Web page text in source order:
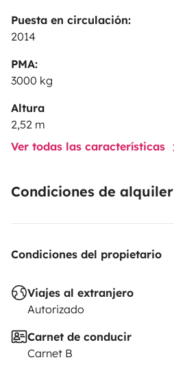
Puesta en circulación:
2014
PMA:
3000 kg
Altura
2,52 m
Ver todas las características
Condiciones de alquiler
Condiciones del propietario
Viajes al extranjero
Autorizado
Carnet de conducir
Carnet B